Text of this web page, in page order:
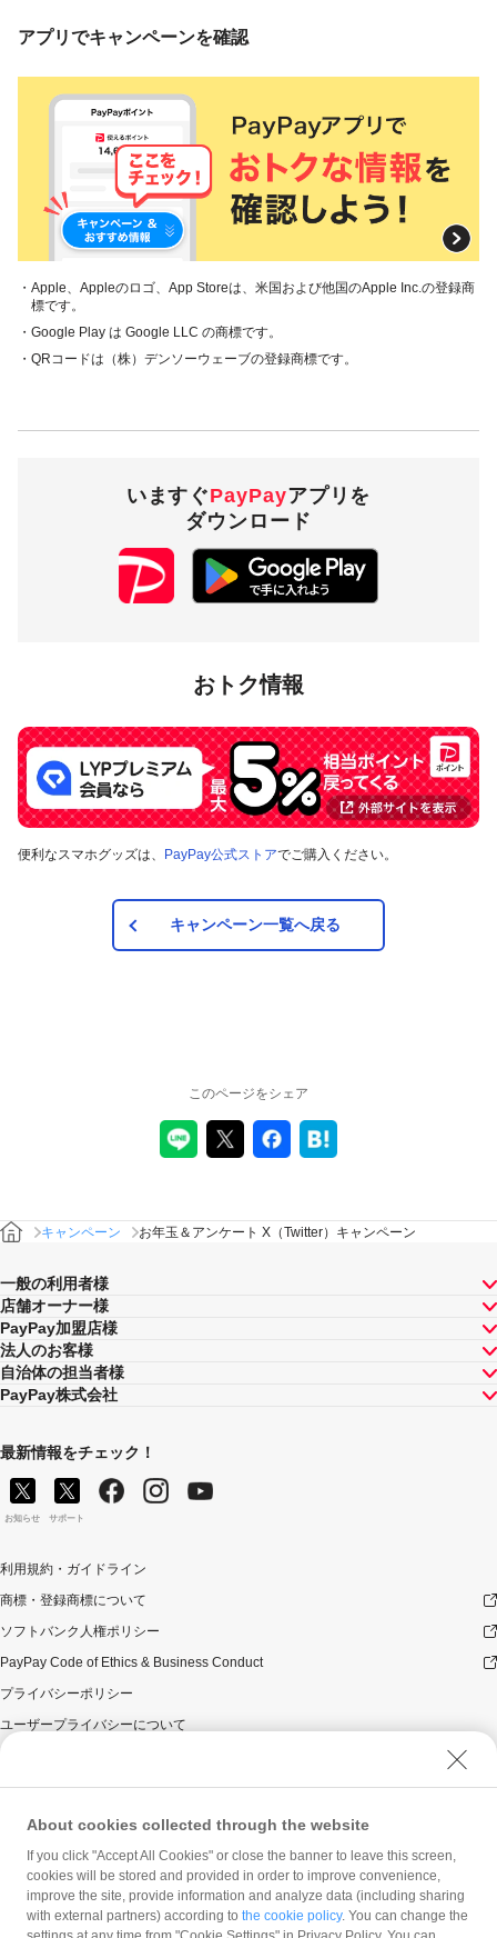
アプリでキャンペーンを確認
・Apple、Appleのロゴ、App Storeは、米国および他国のApple Inc.の登録商
標です。
・Google Play は Google LLC の商標です。
・QRコードは（株）デンソーウェーブの登録商標です。
いますぐPayPayアプリを
ダウンロード
おトク情報
便利なスマホグッズは、 PayPay公式ストアでご購入ください。
キャンペーン一覧へ戻る
このページをシェア
キャンペーン お年玉＆アンケート X（Twitter）キャンペーン
一般の利用者様
店舗オーナー様
PayPay加盟店様
法人のお客様
自治体の担当者様
PayPay株式会社
最新情報をチェック！
お知らせ サポート
利用規約・ガイドライン
商標・登録商標について
ソフトバンク人権ポリシー
PayPay Code of Ethics & Business Conduct
プライバシーポリシー
ユーザープライバシーについて
ウェブサイト利用規約
反社会的勢力に対する方針
勧誘方針
マネロン等基本方針
カスタマーハラスメントに関する当社の考え方
About cookies collected through the website
If you click "Accept All Cookies" or close the banner to leave this screen,
cookies will be stored and provided in order to improve convenience,
improve the site, provide information and analyze data (including sharing
with external partners) according to the cookie policy. You can change the